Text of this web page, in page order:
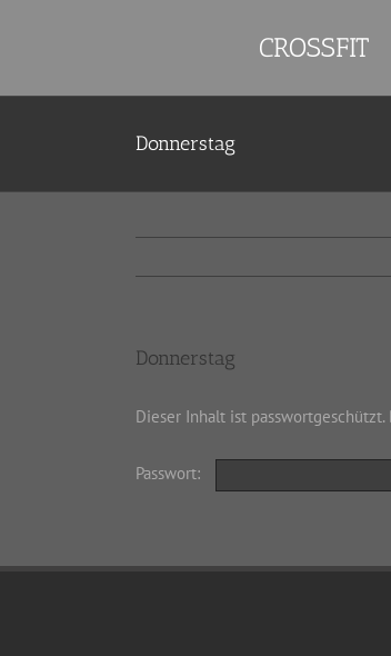
CROSSFIT
Donnerstag
Donnerstag
Dieser Inhalt ist
Passwort: